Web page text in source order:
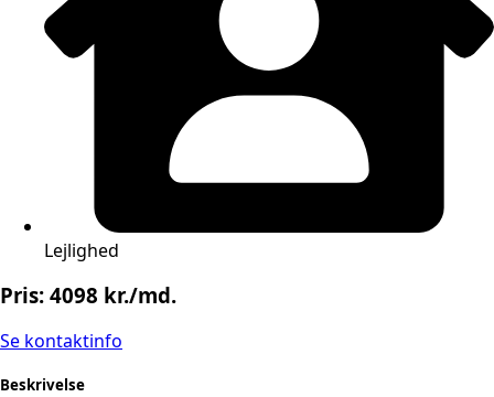
Lejlighed
Pris: 4098 kr./md.
Se kontaktinfo
Beskrivelse